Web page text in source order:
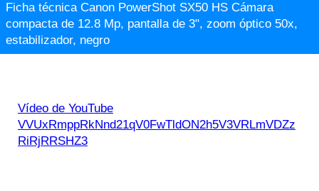
Ficha técnica Canon PowerShot SX50 HS Cámara
compacta de 12.8 Mp, pantalla de 3", zoom óptico 50x,
estabilizador, negro
Vídeo de YouTube
VVUxRmppRkNnd21qV0FwTldON2h5V3VRLmVDZz
RiRjRRSHZ3